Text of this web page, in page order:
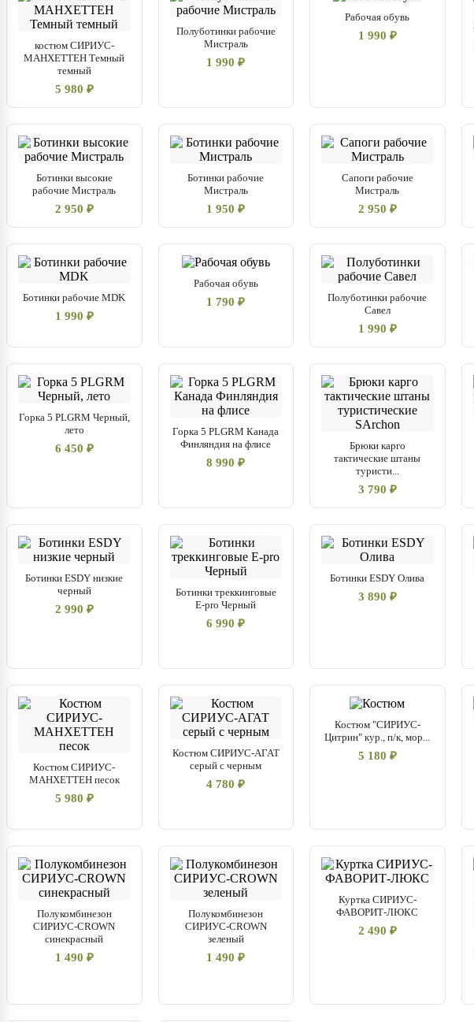
костюм СИРИУС-
МАНХЕТТЕН Темный
темный
5 980 ₽
Полуботинки рабочие
Мистраль
1 990 ₽
Рабочая обувь
1 990 ₽
Ботинки высокие
рабочие Мистраль
2 950 ₽
Ботинки рабочие
Мистраль
1 950 ₽
Сапоги рабочие
Мистраль
2 950 ₽
Ботинки рабочие MDK
1 990 ₽
Рабочая обувь
1 790 ₽
Полуботинки рабочие
Савел
1 990 ₽
Горка 5 PLGRM Черный,
лето
6 450 ₽
Горка 5 PLGRM Канада
Финляндия на флисе
8 990 ₽
Брюки карго
тактические штаны
туристи...
3 790 ₽
Ботинки ESDY низкие
черный
2 990 ₽
Ботинки треккинговые
E-pro Черный
6 990 ₽
Ботинки ESDY Олива
3 890 ₽
Костюм СИРИУС-
МАНХЕТТЕН песок
5 980 ₽
Костюм СИРИУС-АГАТ
серый с черным
4 780 ₽
Костюм "СИРИУС-
Цитрин" кур., п/к, мор...
5 180 ₽
Полукомбинезон
СИРИУС-CROWN
синекрасный
1 490 ₽
Полукомбинезон
СИРИУС-CROWN
зеленый
1 490 ₽
Куртка СИРИУС-
ФАВОРИТ-ЛЮКС
2 490 ₽